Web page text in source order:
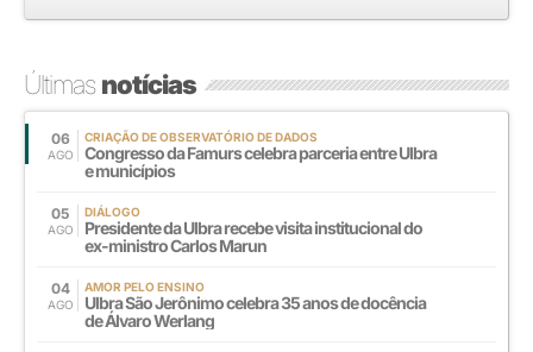
Últimasnotícias
06
AGO
CRIAÇÃO DE OBSERVATÓRIO DE DADOS
Congresso da Famurs celebra parceria entre Ulbra
e municípios
05
AGO
DIÁLOGO
Presidente da Ulbra recebe visita institucional do
ex-ministro Carlos Marun
04
AGO
AMOR PELO ENSINO
Ulbra São Jerônimo celebra 35 anos de docência
de Álvaro Werlang